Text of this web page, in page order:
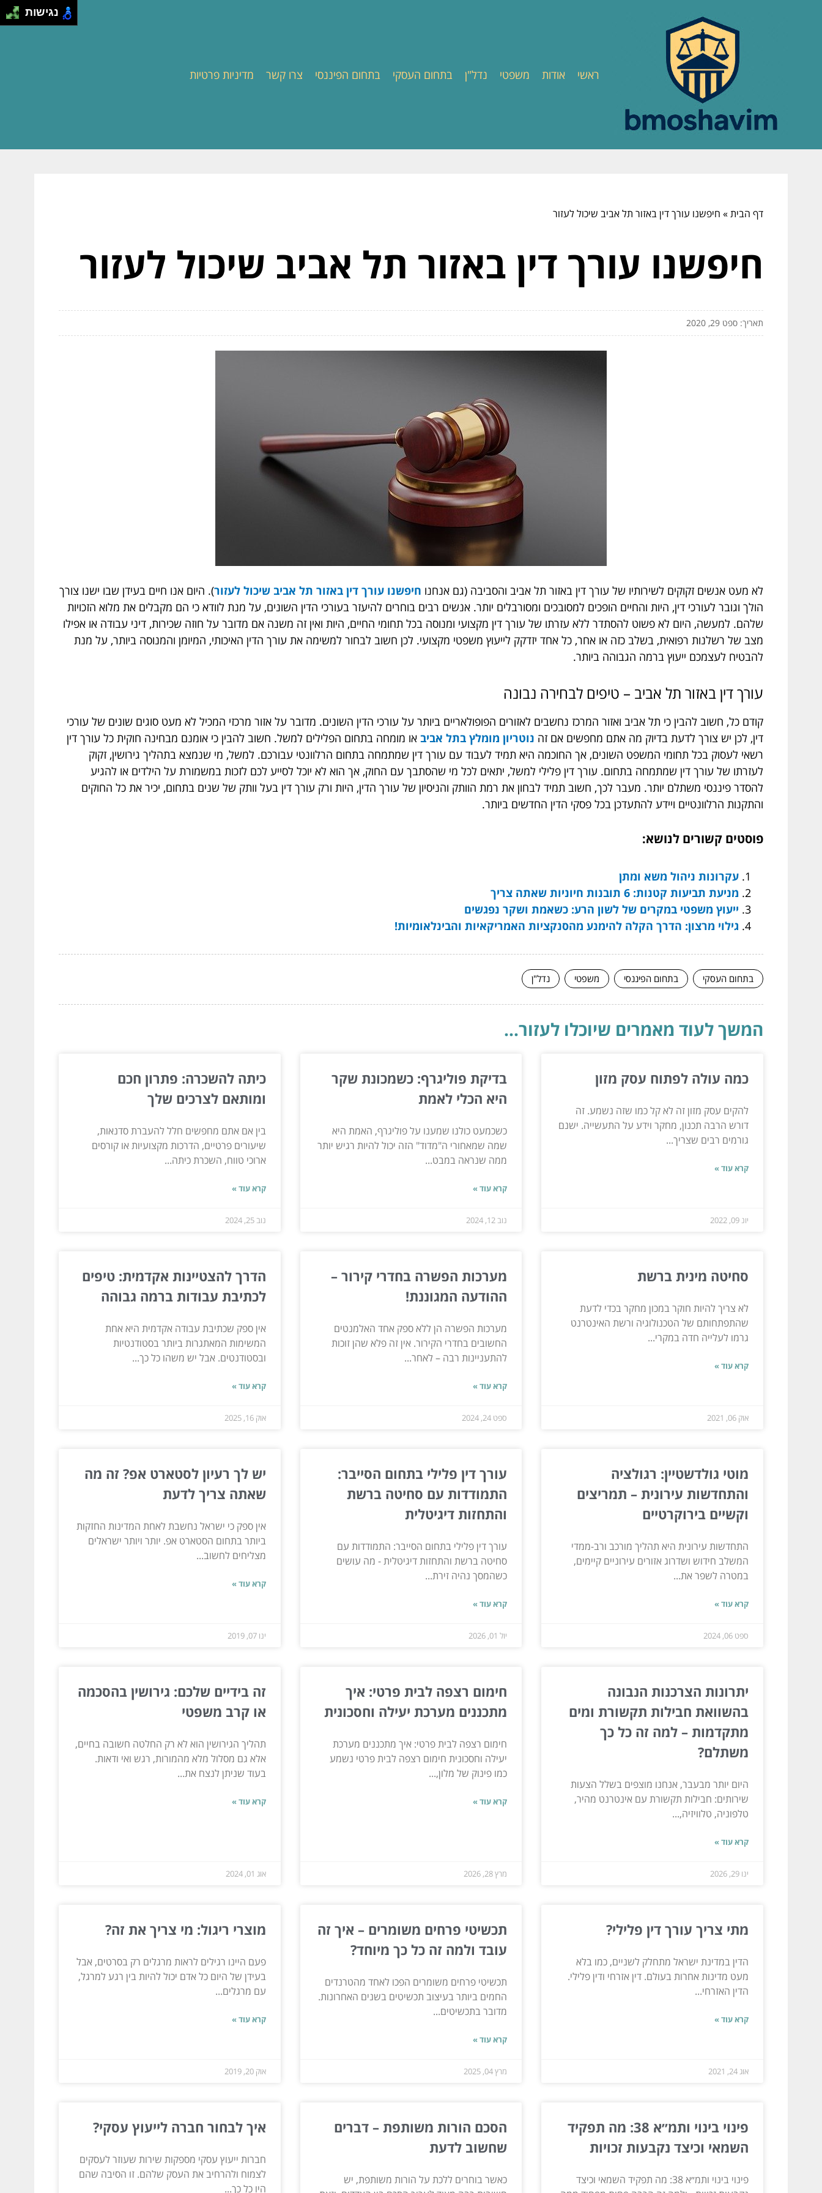
ראשי אודות משפטי נדל"ן בתחום העסקי בתחום הפיננסי צרו קשר מדיניות פרטיות
דף הבית» חיפשנו עורך דין באזור תל אביב שיכול לעזור
חיפשנו עורך דין באזור תל אביב שיכול לעזור
תאריך: ספט 29, 2020
לא מעט אנשים זקוקים לשירותיו של עורך דין באזור תל אביב והסביבה (גם אנחנו חיפשנו עורך דין באזור תל אביב שיכול לעזור). היום אנו חיים בעידן שבו ישנו צורך
הולך וגובר לעורכי דין, היות והחיים הופכים למסובכים ומסורבלים יותר. אנשים רבים בוחרים להיעזר בעורכי הדין השונים, על מנת לוודא כי הם מקבלים את מלוא הזכויות
שלהם. למעשה, היום לא פשוט להסתדר ללא עזרתו של עורך דין מקצועי ומנוסה בכל תחומי החיים, היות ואין זה משנה אם מדובר על חוזה שכירות, דיני עבודה או אפילו
מצב של רשלנות רפואית, בשלב כזה או אחר, כל אחד יזדקק לייעוץ משפטי מקצועי. לכן חשוב לבחור למשימה את עורך הדין האיכותי, המיומן והמנוסה ביותר, על מנת
להבטיח לעצמכם ייעוץ ברמה הגבוהה ביותר.
עורך דין באזור תל אביב – טיפים לבחירה נבונה
קודם כל, חשוב להבין כי תל אביב ואזור המרכז נחשבים לאזורים הפופולאריים ביותר על עורכי הדין השונים. מדובר על אזור מרכזי המכיל לא מעט סוגים שונים של עורכי
דין, לכן יש צורך לדעת בדיוק מה אתם מחפשים אם זה נוטריון מומלץ בתל אביב או מומחה בתחום הפלילים למשל. חשוב להבין כי אומנם מבחינה חוקית כל עורך דין
רשאי לעסוק בכל תחומי המשפט השונים, אך החוכמה היא תמיד לעבוד עם עורך דין שמתמחה בתחום הרלוונטי עבורכם. למשל, מי שנמצא בתהליך גירושין, זקוק
לעזרתו של עורך דין שמתמחה בתחום. עורך דין פלילי למשל, יתאים לכל מי שהסתבך עם החוק, אך הוא לא יוכל לסייע לכם לזכות במשמורת על הילדים או להגיע
להסדר פיננסי משתלם יותר. מעבר לכך, חשוב תמיד לבחון את רמת הוותק והניסיון של עורך הדין, היות ורק עורך דין בעל וותק של שנים בתחום, יכיר את כל החוקים
והתקנות הרלוונטיים ויידע להתעדכן בכל פסקי הדין החדשים ביותר.
פוסטים קשורים לנושא:
עקרונות ניהול משא ומתן
מניעת תביעות קטנות: 6 תובנות חיוניות שאתה צריך
ייעוץ משפטי במקרים של לשון הרע: כשאמת ושקר נפגשים
גילוי מרצון: הדרך הקלה להימנע מהסנקציות האמריקאיות והבינלאומיות!
בתחום העסקי בתחום הפיננסי משפטי נדל"ן
המשך לעוד מאמרים שיוכלו לעזור...
כמה עולה לפתוח עסק מזון
להקים עסק מזון זה לא קל כמו שזה נשמע. זה
דורש הרבה תכנון, מחקר וידע על התעשייה. ישנם
גורמים רבים שצריך...
קרא עוד »
יונ 09, 2022
בדיקת פוליגרף: כשמכונת שקר
היא הכלי לאמת
כשכמעט כולנו שמענו על פוליגרף, האמת היא
שמה שמאחורי ה"מדוד" הזה יכול להיות רגיש יותר
ממה שנראה במבט...
קרא עוד »
נוב 12, 2024
כיתה להשכרה: פתרון חכם
ומותאם לצרכים שלך
בין אם אתם מחפשים חלל להעברת סדנאות,
שיעורים פרטיים, הדרכות מקצועיות או קורסים
ארוכי טווח, השכרת כיתה...
קרא עוד »
נוב 25, 2024
סחיטה מינית ברשת
לא צריך להיות חוקר במכון מחקר בכדי לדעת
שהתפתחותם של הטכנולוגיה ורשת האינטרנט
גרמו לעלייה חדה במקרי...
קרא עוד »
אוק 06, 2021
מערכות הפשרה בחדרי קירור –
ההודעה המגוננת!
מערכות הפשרה הן ללא ספק אחד האלמנטים
החשובים בחדרי הקירור. אין זה פלא שהן זוכות
להתעניינות רבה – לאחר...
קרא עוד »
ספט 24, 2024
הדרך להצטיינות אקדמית: טיפים
לכתיבת עבודות ברמה גבוהה
אין ספק שכתיבת עבודה אקדמית היא אחת
המשימות המאתגרות ביותר בסטודנטיות
ובסטודנטים. אבל יש משהו כל כך...
קרא עוד »
אוק 16, 2025
מוטי גולדשטיין: רגולציה
והתחדשות עירונית – תמריצים
וקשיים בירוקרטיים
התחדשות עירונית היא תהליך מורכב ורב-ממדי
המשלב חידוש ושדרוג אזורים עירוניים קיימים,
במטרה לשפר את...
קרא עוד »
ספט 06, 2024
עורך דין פלילי בתחום הסייבר:
התמודדות עם סחיטה ברשת
והתחזות דיגיטלית
עורך דין פלילי בתחום הסייבר: התמודדות עם
סחיטה ברשת והתחזות דיגיטלית - מה עושים
כשהמסך נהיה זירת...
קרא עוד »
יול 01, 2026
יש לך רעיון לסטארט אפ? זה מה
שאתה צריך לדעת
אין ספק כי ישראל נחשבת לאחת המדינות החזקות
ביותר בתחום הסטארט אפ. יותר ויותר ישראלים
מצליחים לחשוב...
קרא עוד »
ינו 07, 2019
יתרונות הצרכנות הנבונה
בהשוואת חבילות תקשורת ומים
מתקדמות – למה זה כל כך
משתלם?
היום יותר מבעבר, אנחנו מוצפים בשלל הצעות
שירותים: חבילות תקשורת עם אינטרנט מהיר,
טלפוניה, טלוויזיה,...
קרא עוד »
ינו 29, 2026
חימום רצפה לבית פרטי: איך
מתכננים מערכת יעילה וחסכונית
חימום רצפה לבית פרטי: איך מתכננים מערכת
יעילה וחסכונית חימום רצפה לבית פרטי נשמע
כמו פינוק של מלון,...
קרא עוד »
מרץ 28, 2026
זה בידיים שלכם: גירושין בהסכמה
או קרב משפטי
תהליך הגירושין הוא לא רק החלטה חשובה בחיים,
אלא גם מסלול מלא מהמורות, רגש ואי ודאות.
בעוד שניתן לנצח את...
קרא עוד »
אוג 01, 2024
מתי צריך עורך דין פלילי?
הדין במדינת ישראל מתחלק לשניים, כמו בלא
מעט מדינות אחרות בעולם. דין אזרחי ודין פלילי.
הדין האזרחי...
קרא עוד »
אוג 24, 2021
תכשיטי פרחים משומרים – איך זה
עובד ולמה זה כל כך מיוחד?
תכשיטי פרחים משומרים הפכו לאחד מהטרנדים
החמים ביותר בעיצוב תכשיטים בשנים האחרונות.
מדובר בתכשיטים...
קרא עוד »
מרץ 04, 2025
מוצרי ריגול: מי צריך את זה?
פעם היינו רגילים לראות מרגלים רק בסרטים, אבל
בעידן של היום כל אדם יכול להיות בין רגע למרגל,
עם מרגלים...
קרא עוד »
אוק 20, 2019
פינוי בינוי ותמ״א 38: מה תפקיד
השמאי וכיצד נקבעות זכויות
פינוי בינוי ותמ״א 38: מה תפקיד השמאי וכיצד
הסכם הורות משותפת – דברים
שחשוב לדעת
כאשר בוחרים ללכת על הורות משותפת, יש
איך לבחור חברה לייעוץ עסקי?
חברות ייעוץ עסקי מספקות שירות שעוזר לעסקים
לצמוח ולהרחיב את העסק שלהם. זו הסיבה שהם
היו כל כך...
נגישות